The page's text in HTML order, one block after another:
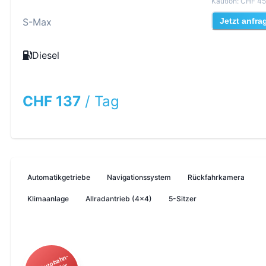
S-Max
Diesel
CHF 137 / Tag
Jetzt
Automatikgetriebe Navigationssystem Rückfahrkamera
Klimaanlage Allradantrieb (4x4) 5-Sitzer